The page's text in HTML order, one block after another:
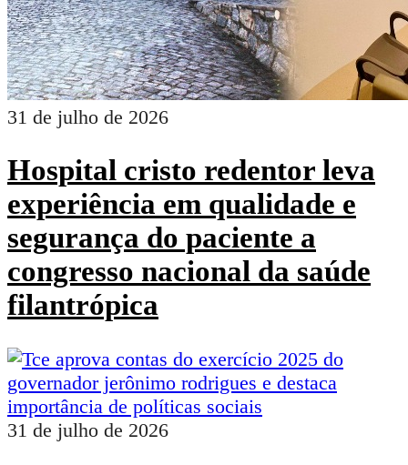
31 de julho de 2026
Hospital cristo redentor leva
experiência em qualidade e
segurança do paciente a
congresso nacional da saúde
filantrópica
31 de julho de 2026